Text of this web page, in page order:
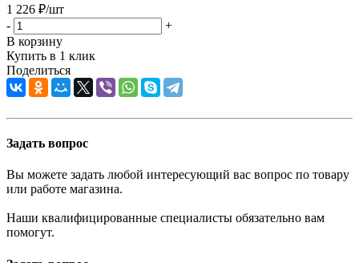
1 226 ₽/шт
-
+
В корзину
Купить в 1 клик
Поделиться
Задать вопрос
Вы можете задать любой интересующий вас вопрос по товару
или работе магазина.
Наши квалифицированные специалисты обязательно вам
помогут.